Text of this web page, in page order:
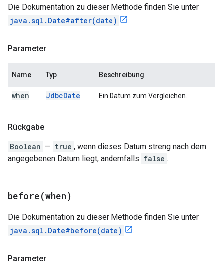
Die Dokumentation zu dieser Methode finden Sie unter
java.sql.Date#after(date)
.
Parameter
Name Typ Beschreibung
when JdbcDate Ein Datum zum Vergleichen.
Rückgabe
Boolean — true , wenn dieses Datum streng nach dem
angegebenen Datum liegt, andernfalls false .
before(when)
Die Dokumentation zu dieser Methode finden Sie unter
java.sql.Date#before(date)
.
Parameter